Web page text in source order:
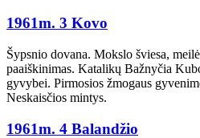
1961m. 3 Kovo
Šypsnio dovana. Mokslo šviesa,
paaiškinimas. Katalikų Bažnyčia
gyvybei. Pirmosios žmogaus
Neskaisčios mintys.
1961m. 4 Balandžio